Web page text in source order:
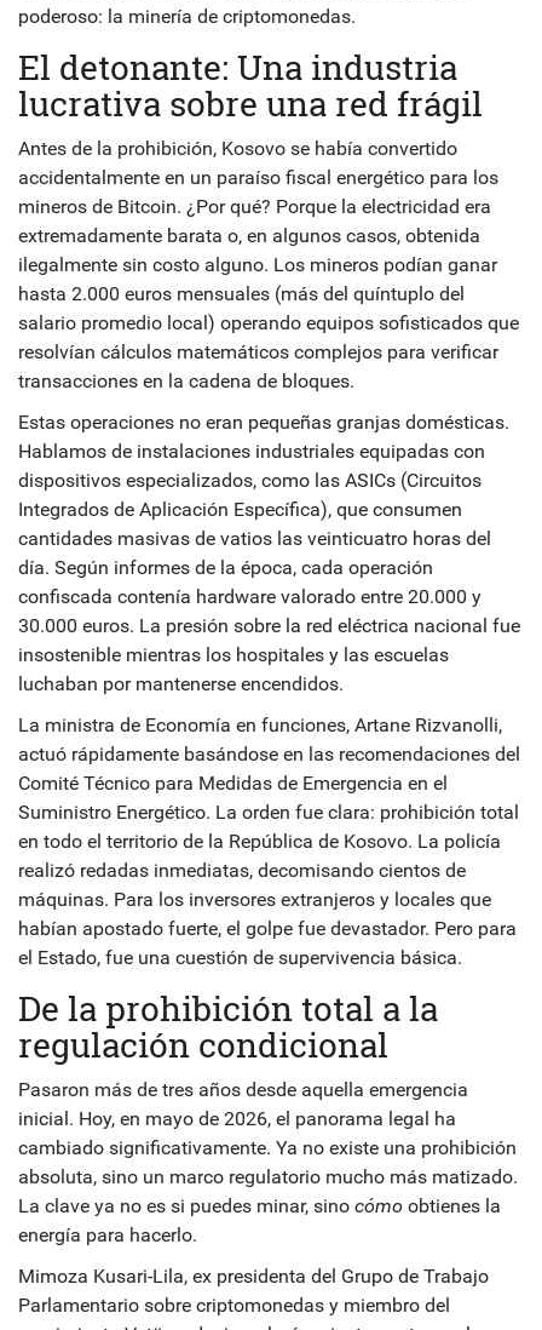
poderoso: la minería de criptomonedas.
El detonante: Una industria
lucrativa sobre una red frágil
Antes de la prohibición, Kosovo se había convertido
accidentalmente en un paraíso fiscal energético para los
mineros de Bitcoin. ¿Por qué? Porque la electricidad era
extremadamente barata o, en algunos casos, obtenida
ilegalmente sin costo alguno. Los mineros podían ganar
hasta 2.000 euros mensuales (más del quíntuplo del
salario promedio local) operando equipos sofisticados que
resolvían cálculos matemáticos complejos para verificar
transacciones en la cadena de bloques.
Estas operaciones no eran pequeñas granjas domésticas.
Hablamos de instalaciones industriales equipadas con
dispositivos especializados, como las ASICs (Circuitos
Integrados de Aplicación Específica), que consumen
cantidades masivas de vatios las veinticuatro horas del
día. Según informes de la época, cada operación
confiscada contenía hardware valorado entre 20.000 y
30.000 euros. La presión sobre la red eléctrica nacional fue
insostenible mientras los hospitales y las escuelas
luchaban por mantenerse encendidos.
La ministra de Economía en funciones, Artane Rizvanolli,
actuó rápidamente basándose en las recomendaciones del
Comité Técnico para Medidas de Emergencia en el
Suministro Energético. La orden fue clara: prohibición total
en todo el territorio de la República de Kosovo. La policía
realizó redadas inmediatas, decomisando cientos de
máquinas. Para los inversores extranjeros y locales que
habían apostado fuerte, el golpe fue devastador. Pero para
el Estado, fue una cuestión de supervivencia básica.
De la prohibición total a la
regulación condicional
Pasaron más de tres años desde aquella emergencia
inicial. Hoy, en mayo de 2026, el panorama legal ha
cambiado significativamente. Ya no existe una prohibición
absoluta, sino un marco regulatorio mucho más matizado.
La clave ya no es si puedes minar, sino cómo obtienes la
energía para hacerlo.
Mimoza Kusari-Lila, ex presidenta del Grupo de Trabajo
Parlamentario sobre criptomonedas y miembro del